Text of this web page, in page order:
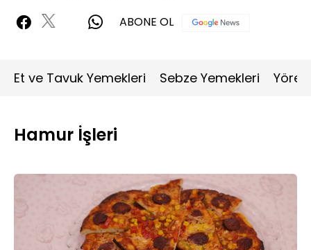
ABONE OL
Et ve Tavuk Yemekleri Sebze Yemekleri
Hamur İşleri